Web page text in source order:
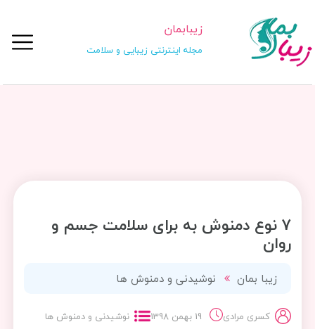
زیبابمان
مجله اینترنتی زیبایی و سلامت
7 نوع دمنوش به برای سلامت جسم و
روان
زیبا بمان نوشیدنی و دمنوش ها
کسری مرادی 19 بهمن 1398 نوشیدنی و دمنوش ها